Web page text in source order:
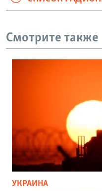
Смотрите также
УКРАИНА